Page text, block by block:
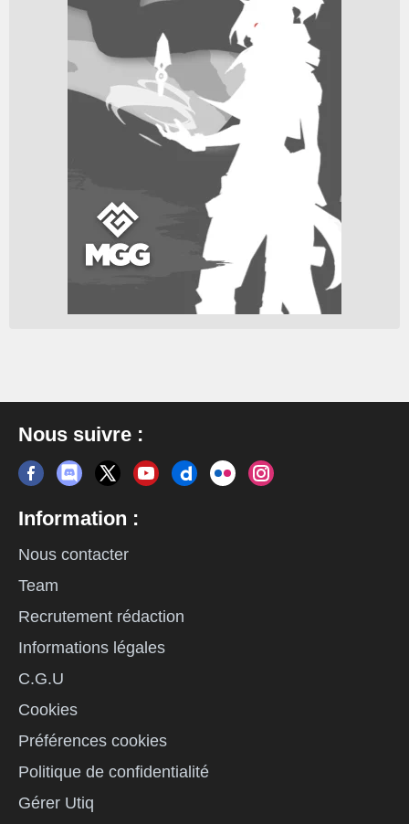
Nous suivre :
Information :
Nous contacter
Team
Recrutement rédaction
Informations légales
C.G.U
Cookies
Préférences cookies
Politique de confidentialité
Gérer Utiq